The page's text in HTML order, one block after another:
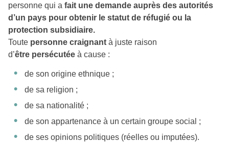
personne qui a fait une demande auprès des autorités
d’un pays pour obtenir le statut de réfugié ou la
protection subsidiaire.
Toute personne craignant à juste raison
d’être persécutée à cause :
de son origine ethnique ;
de sa religion ;
de sa nationalité ;
de son appartenance à un certain groupe social ;
de ses opinions politiques (réelles ou imputées).